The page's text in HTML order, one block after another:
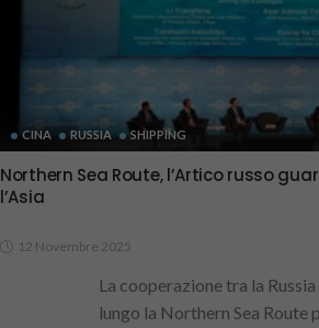
CINA RUSSIA SHIPPING
Northern Sea Route, l’Artico russo
l’Asia
12 Novembre 2025
La cooperazione tra la Russia
lungo la Northern Sea Route